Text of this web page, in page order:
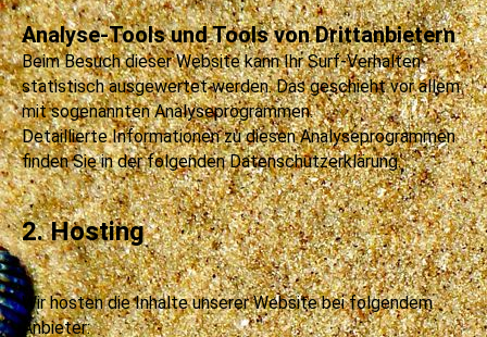
Analyse-Tools und Tools von Drittanbietern
Beim Besuch dieser Website kann Ihr Surf-Verhalten
statistisch ausgewertet werden. Das geschieht vor allem
mit sogenannten Analyseprogrammen.
Detaillierte Informationen zu diesen Analyseprogrammen
finden Sie in der folgenden Datenschutzerklärung.
2. Hosting
Wir hosten die Inhalte unserer Website bei folgendem
Anbieter: